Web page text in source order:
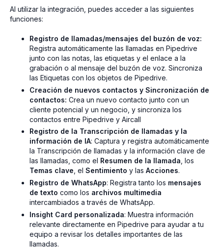
Al utilizar la integración, puedes acceder a las siguientes
funciones:
Registro de llamadas/mensajes del buzón de voz:
Registra automáticamente las llamadas en Pipedrive
junto con las notas, las etiquetas y el enlace a la
grabación o al mensaje del buzón de voz. Sincroniza
las Etiquetas con los objetos de Pipedrive.
Creación de nuevos contactos y Sincronización de
contactos: Crea un nuevo contacto junto con un
cliente potencial y un negocio, y sincroniza los
contactos entre Pipedrive y Aircall
Registro de la Transcripción de llamadas y la
información de IA: Captura y registra automáticamente
la Transcripción de llamadas y la información clave de
las llamadas, como el Resumen de la llamada , los
Temas clave , el Sentimiento y las Acciones.
Registro de WhatsApp: Registra tanto los mensajes
de texto como los archivos multimedia
intercambiados a través de WhatsApp.
Insight Card personalizada: Muestra información
relevante directamente en Pipedrive para ayudar a tu
equipo a revisar los detalles importantes de las
llamadas.